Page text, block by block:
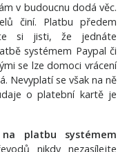
v budoucnu dodá věc.
činí. Platbu předem
si jisti, že jednáte
systémem Paypal či
se lze domoci vrácení
Nevyplatí se však na ně
o platební kartě je
platbu systémem
nikdy nezasílejte